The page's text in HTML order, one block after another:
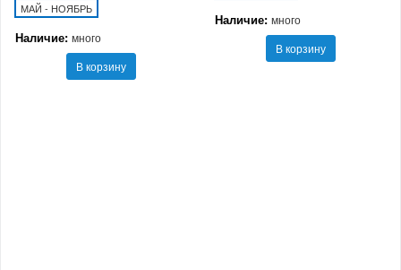
МАЙ - НОЯБРЬ
Наличие: много
В корзину
Наличие: много
В корзину